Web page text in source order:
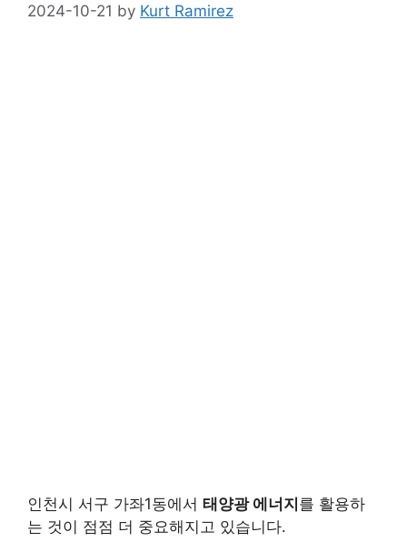
2024-10-21 by Kurt Ramirez
인천시 서구 가좌1동에서 태양광 에너지 를 활용하
는 것이 점점 더 중요해지고 있습니다.